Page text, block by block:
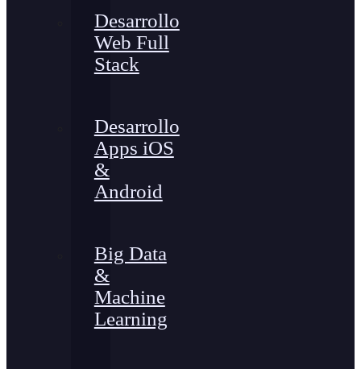
Desarrollo
Web Full
Stack
Desarrollo
Apps iOS
&
Android
Big Data
&
Machine
Learning